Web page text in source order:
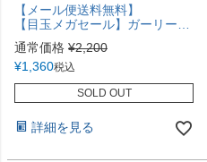
【メール便送料無料】
【目玉メガセール】ガーリー要素をお手軽にプラス！ホワイトレースの付け襟 つけ襟 アクセサリー 刺繍 レイヤード スカラップ スパンコール 花柄 白 キャサリンコテージ YUP12《メール便優先商品》
通常価格 ¥2,200
¥1,360税込
SOLD OUT
詳細を見る